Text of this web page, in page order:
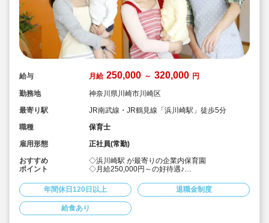
給与 月給 250,000 ～ 320,000 円
勤務地
神奈川県川崎市川崎区
最寄り駅
JR南武線・JR鶴見線「浜川崎駅」徒歩5分
職種
保育士
雇用形態
正社員(常勤)
おすすめ
ポイント
◇浜川崎駅 が最寄りの企業内保育園
◇月給250,000円～の好待遇♪
た、こどもたち一人ひとりに寄り添う保育を行っ
ています！
◇年間休日123日でしっかりお休みとれます♪
◇数多くの男性保育士も活躍しています！
年間休日120日以上 退職金制度
給食あり